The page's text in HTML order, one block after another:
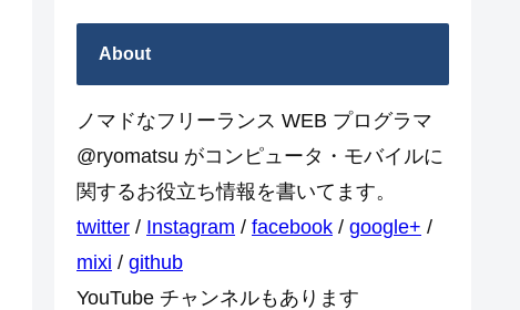
About
ノマドなフリーランス WEB プログラマ
@ryomatsu がコンピュータ・モバイルに
関するお役立ち情報を書いてます。
twitter / Instagram / facebook / google+ /
mixi / github
YouTube チャンネルもあります